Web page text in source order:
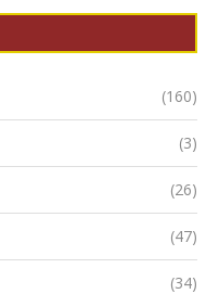
(160)
(3)
(26)
(47)
(34)